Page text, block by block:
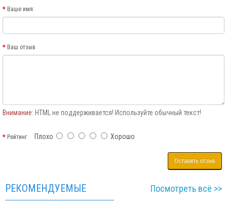
Ваше имя:
Ваш отзыв
Внимание: HTML не поддерживается! Используйте обычный текст!
РейтингПлохо Хорошо
Оставить отзыв
РЕКОМЕНДУЕМЫЕ Посмотреть всё >>